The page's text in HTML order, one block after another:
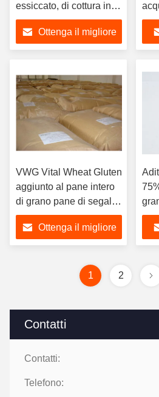
Contatti
Contatti:
Telefono:
essiccato, di cottura in
polvere Glutine senza
OGM Ottenga il migliore
VWG Vital Wheat Gluten
aggiunto al pane intero
di grano pane di segale
pane di avena pane
Ottenga il migliore
1 2